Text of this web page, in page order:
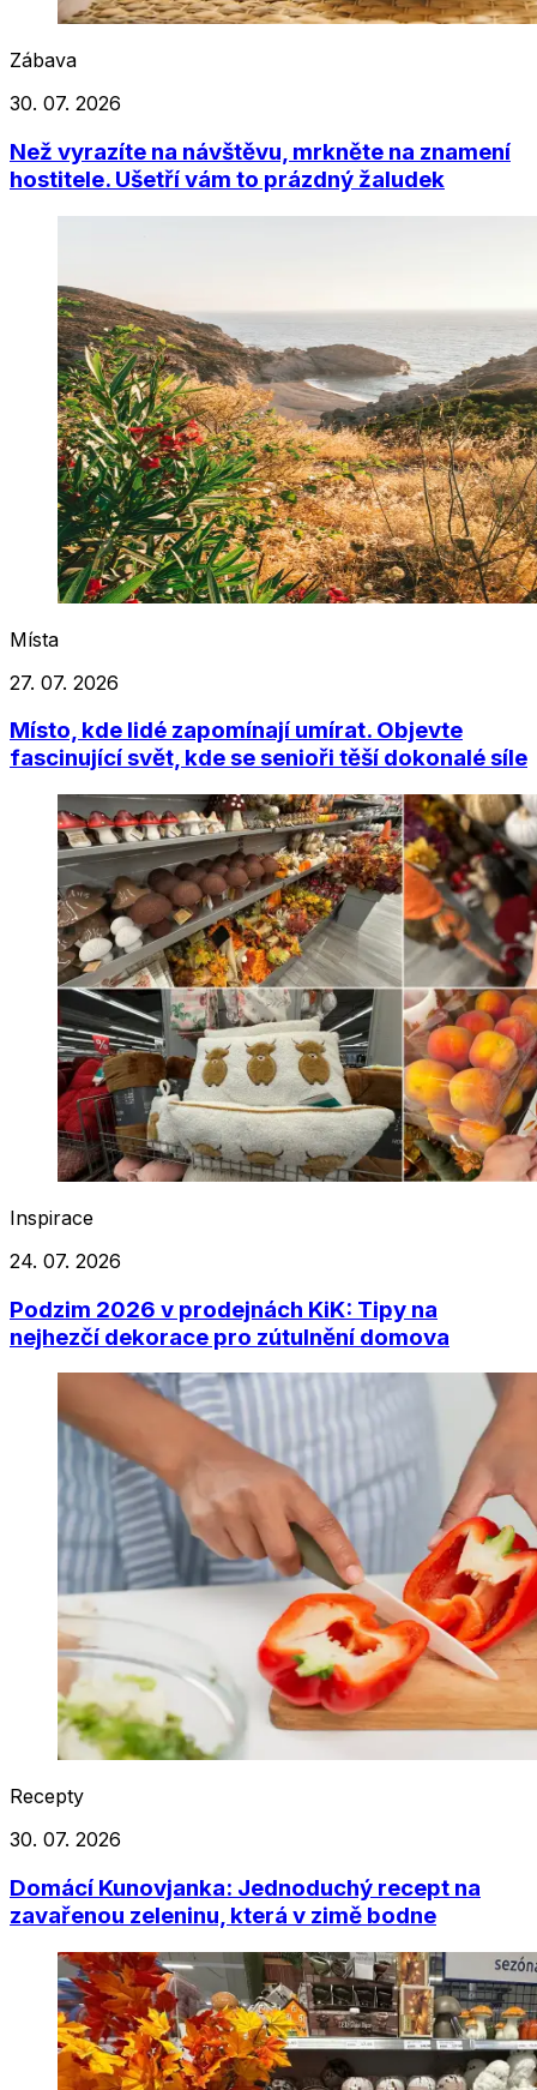
Zábava
30. 07. 2026
Než vyrazíte na návštěvu, mrkněte na znamení
hostitele. Ušetří vám to prázdný žaludek
Místa
27. 07. 2026
Místo, kde lidé zapomínají umírat. Objevte
fascinující svět, kde se senioři těší dokonalé síle
Inspirace
24. 07. 2026
Podzim 2026 v prodejnách KiK: Tipy na
nejhezčí dekorace pro zútulnění domova
Recepty
30. 07. 2026
Domácí Kunovjanka: Jednoduchý recept na
zavařenou zeleninu, která v zimě bodne